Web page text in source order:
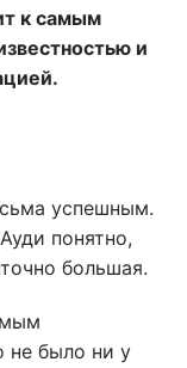
к самым
и
успешным.
понятно,
большая.
не было ни у